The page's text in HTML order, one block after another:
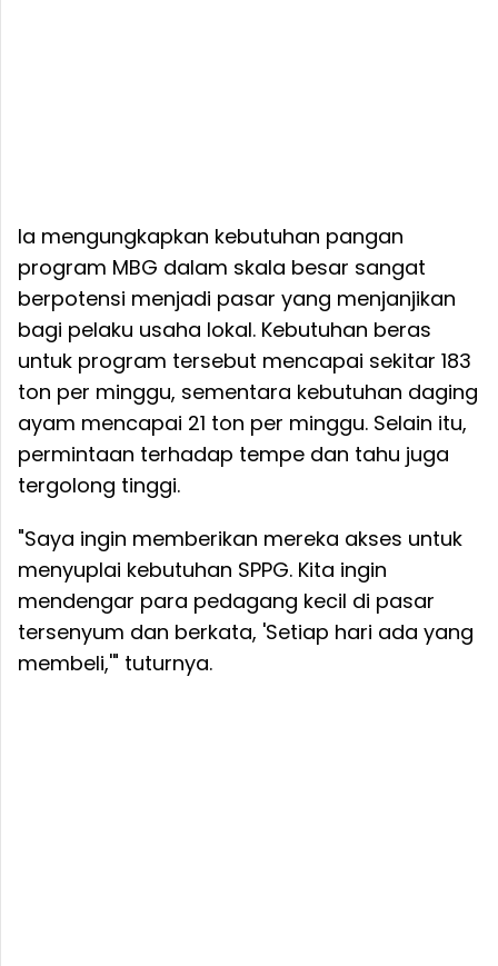
Ia mengungkapkan kebutuhan pangan
program MBG dalam skala besar sangat
berpotensi menjadi pasar yang menjanjikan
bagi pelaku usaha lokal. Kebutuhan beras
untuk program tersebut mencapai sekitar 183
ton per minggu, sementara kebutuhan daging
ayam mencapai 21 ton per minggu. Selain itu,
permintaan terhadap tempe dan tahu juga
tergolong tinggi.
"Saya ingin memberikan mereka akses untuk
menyuplai kebutuhan SPPG. Kita ingin
mendengar para pedagang kecil di pasar
tersenyum dan berkata, 'Setiap hari ada yang
membeli,'" tuturnya.